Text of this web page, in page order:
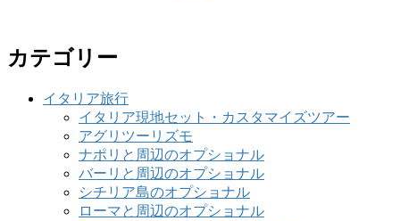
カテゴリー
イタリア旅行
イタリア現地セット・カスタマイズツアー
アグリツーリズモ
ナポリと周辺のオプショナル
バーリと周辺のオプショナル
シチリア島のオプショナル
ローマと周辺のオプショナル